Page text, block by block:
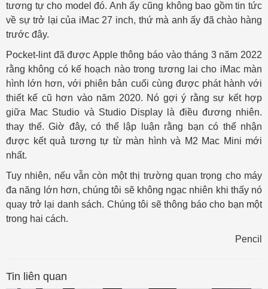
tương tự cho model đó. Anh ấy cũng không bao gồm tin tức
về sự trở lại của iMac 27 inch, thứ mà anh ấy đã chào hàng
trước đây.
Pocket-lint đã được Apple thông báo vào tháng 3 năm 2022
rằng không có kế hoạch nào trong tương lai cho iMac màn
hình lớn hơn, với phiên bản cuối cùng được phát hành với
thiết kế cũ hơn vào năm 2020. Nó gợi ý rằng sự kết hợp
giữa Mac Studio và Studio Display là điều đương nhiên.
thay thế. Giờ đây, có thể lập luận rằng bạn có thể nhận
được kết quả tương tự từ màn hình và M2 Mac Mini mới
nhất.
Tuy nhiên, nếu vẫn còn một thị trường quan trọng cho máy
đa năng lớn hơn, chúng tôi sẽ không ngạc nhiên khi thấy nó
quay trở lại danh sách. Chúng tôi sẽ thông báo cho bạn một
trong hai cách.
Pencil
Tin liên quan